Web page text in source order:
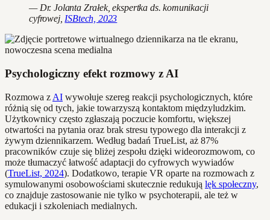
— Dr. Jolanta Zrałek, ekspertka ds. komunikacji
cyfrowej, ISBtech, 2023
Psychologiczny efekt rozmowy z AI
Rozmowa z AI wywołuje szereg reakcji psychologicznych, które
różnią się od tych, jakie towarzyszą kontaktom międzyludzkim.
Użytkownicy często zgłaszają poczucie komfortu, większej
otwartości na pytania oraz brak stresu typowego dla interakcji z
żywym dziennikarzem. Według badań TrueList, aż 87%
pracowników czuje się bliżej zespołu dzięki wideorozmowom, co
może tłumaczyć łatwość adaptacji do cyfrowych wywiadów
(TrueList, 2024). Dodatkowo, terapie VR oparte na rozmowach z
symulowanymi osobowościami skutecznie redukują lęk społeczny,
co znajduje zastosowanie nie tylko w psychoterapii, ale też w
edukacji i szkoleniach medialnych.